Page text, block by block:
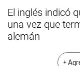
El inglés indicó
una vez que
alemán
+